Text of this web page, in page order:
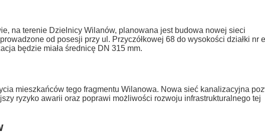
na terenie Dzielnicy Wilanów, planowana jest budowa nowej sieci
od posesji przy ul. Przyczółkowej 68 do wysokości działki nr
będzie miała średnicę DN 315 mm.
mieszkańców tego fragmentu Wilanowa. Nowa sieć kanalizacyjna
ryzyko awarii oraz poprawi możliwości rozwoju infrastrukturalnego tej